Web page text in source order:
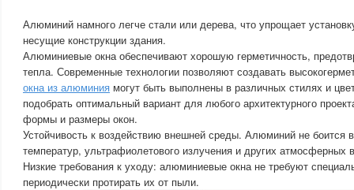
Алюминий намного легче стали или дерева, что упрощает
несущие конструкции здания.
Алюминиевые окна обеспечивают хорошую герметичность,
тепла. Современные технологии позволяют создавать
окна из алюминия могут быть выполнены в различных стилях и
подобрать оптимальный вариант для любого архитектурного
формы и размеры окон.
Устойчивость к воздействию внешней среды. Алюминий не боится
температур, ультрафиолетового излучения и других атмосферных
Низкие требования к уходу: алюминиевые окна не требуют
периодически протирать их от пыли.